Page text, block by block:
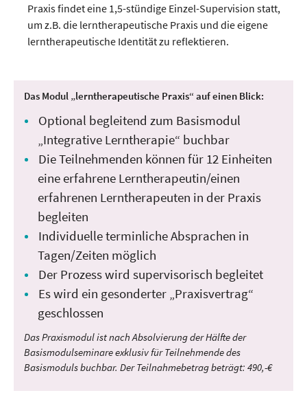
Praxis findet eine 1,5-stündige Einzel-Supervision statt,
um z.B. die lerntherapeutische Praxis und die eigene
lerntherapeutische Identität zu reflektieren.
Das Modul „lerntherapeutische Praxis“ auf einen Blick:
Optional begleitend zum Basismodul
„Integrative Lerntherapie“ buchbar
Die Teilnehmenden können für 12 Einheiten
eine erfahrene Lerntherapeutin/einen
erfahrenen Lerntherapeuten in der Praxis
begleiten
Individuelle terminliche Absprachen in
Tagen/Zeiten möglich
Der Prozess wird supervisorisch begleitet
Es wird ein gesonderter „Praxisvertrag“
geschlossen
Das Praxismodul ist nach Absolvierung der Hälfte der
Basismodulseminare exklusiv für Teilnehmende des
Basismoduls buchbar. Der Teilnahmebetrag beträgt: 490,-€